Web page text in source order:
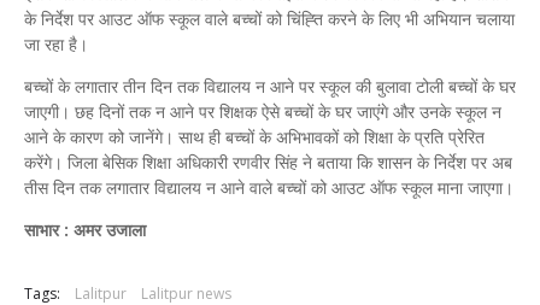
के निर्देश पर आउट ऑफ स्कूल वाले बच्चों को चिंह्ति करने के लिए भी अभियान चलाया
जा रहा है।
बच्चों के लगातार तीन दिन तक विद्यालय न आने पर स्कूल की बुलावा टोली बच्चों के घर
जाएगी। छह दिनों तक न आने पर शिक्षक ऐसे बच्चों के घर जाएंगे और उनके स्कूल न
आने के कारण को जानेंगे। साथ ही बच्चों के अभिभावकों को शिक्षा के प्रति प्रेरित
करेंगे। जिला बेसिक शिक्षा अधिकारी रणवीर सिंह ने बताया कि शासन के निर्देश पर अब
तीस दिन तक लगातार विद्यालय न आने वाले बच्चों को आउट ऑफ स्कूल माना जाएगा।
साभार : अमर उजाला
Tags: Lalitpur Lalitpur news